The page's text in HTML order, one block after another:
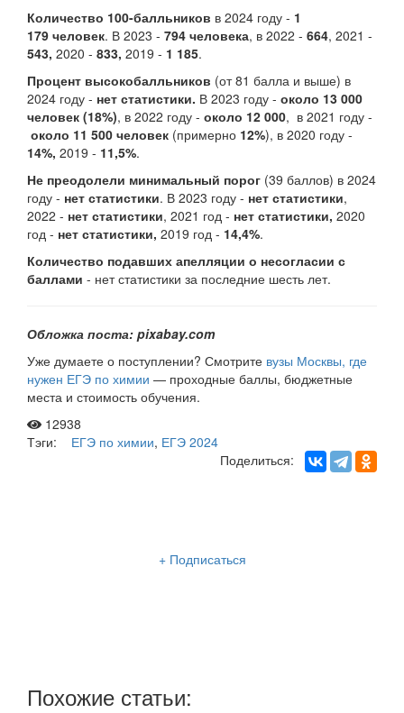
Количество 100-балльников в 2024 году - 1
179 человек. В 2023 - 794 человека, в 2022 - 664, 2021 -
543, 2020 - 833, 2019 - 1 185.
Процент высокобалльников (от 81 балла и выше) в
2024 году - нет статистики. В 2023 году - около 13 000
человек (18%), в 2022 году - около 12 000, в 2021 году -
около 11 500 человек (примерно 12%), в 2020 году -
14%, 2019 - 11,5%.
Не преодолели минимальный порог (39 баллов) в 2024
году - нет статистики. В 2023 году - нет статистики,
2022 - нет статистики, 2021 год - нет статистики, 2020
год - нет статистики, 2019 год - 14,4%.
Количество подавших апелляции о несогласии с
баллами - нет статистики за последние шесть лет.
Обложка поста: pixabay.com
Уже думаете о поступлении? Смотрите вузы Москвы, где
нужен ЕГЭ по химии — проходные баллы, бюджетные
места и стоимость обучения.
12938
Тэги:
ЕГЭ по химии, ЕГЭ 2024
Поделиться:
+ Подписаться
Похожие статьи: